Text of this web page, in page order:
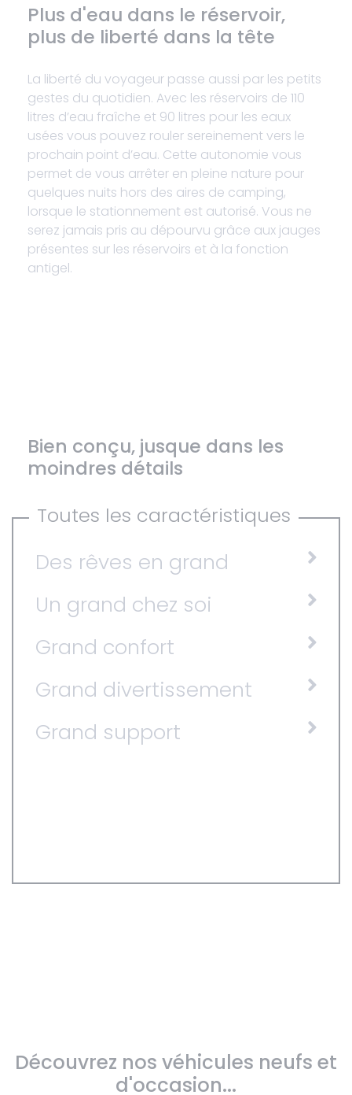
Plus d'eau dans le réservoir,
plus de liberté dans la tête
La liberté du voyageur passe aussi par les petits
gestes du quotidien. Avec les réservoirs de 110
litres d’eau fraîche et 90 litres pour les eaux
usées vous pouvez rouler sereinement vers le
prochain point d’eau. Cette autonomie vous
permet de vous arrêter en pleine nature pour
quelques nuits hors des aires de camping,
lorsque le stationnement est autorisé. Vous ne
serez jamais pris au dépourvu grâce aux jauges
présentes sur les réservoirs et à la fonction
antigel.
Bien conçu, jusque dans les
moindres détails
Toutes les caractéristiques
Des rêves en grand
Un grand chez soi
Grand confort
Grand divertissement
Grand support
Découvrez nos véhicules neufs et
d'occasion...